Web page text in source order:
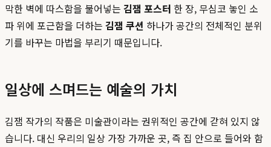
막한 벽에 따스함을 불어넣는 김잼 포스터 한 장, 무심코 놓인 소
파 위에 포근함을 더하는 김잼 쿠션 하나가 공간의 전체적인 분위
기를 바꾸는 마법을 부리기 때문입니다.
일상에 스며드는 예술의 가치
김잼 작가의 작품은 미술관이라는 권위적인 공간에 갇혀 있지 않
습니다. 대신 우리의 일상 가장 가까운 곳, 즉 집 안으로 들어와 함